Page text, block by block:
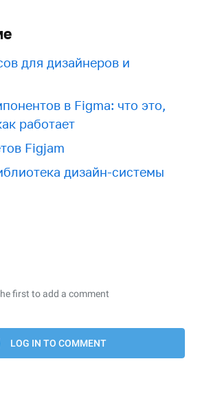
для дизайнеров и
в Figma: что это,
работает
Figjam
дизайн-системы